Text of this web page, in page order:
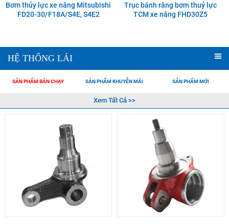
Bơm thủy lực xe nâng Mitsubishi
FD20-30/F18A/S4E, S4E2
Trục bánh răng bơm thuỷ lực
TCM xe nâng FHD30Z5
HỆ THỐNG LÁI
SẢN PHẨM BÁN CHẠY SẢN PHẨM KHUYỄN MÃI SẢN PHẨM MỚI
Xem Tất Cả >>